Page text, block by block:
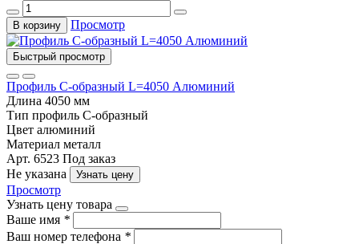
В корзину Просмотр
Быстрый просмотр
Профиль С-образный L=4050 Алюминий
Длина 4050 мм
Тип профиль С-образный
Цвет алюминий
Материал металл
Арт. 6523 Под заказ
Не указана
Узнать цену
Просмотр
Узнать цену товара
Ваше имя *
Ваш номер телефона *